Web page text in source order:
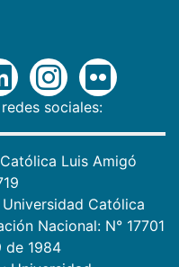
sociales:
Luis Amigó
Universidad Católica
Nacional: N° 17701
de 1984